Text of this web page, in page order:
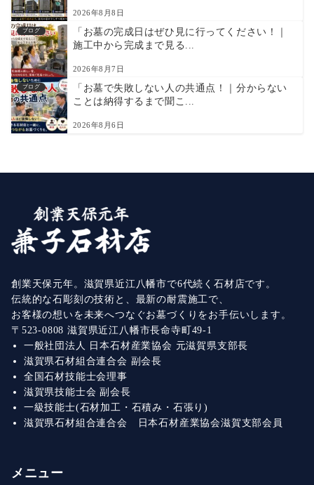
2026年8月8日
ブログ
「お墓の完成日はぜひ見に行ってください！｜
施工中から完成まで見る...
2026年8月7日
ブログ
「お墓で失敗しない人の共通点！｜分からない
ことは納得するまで聞こ...
2026年8月6日
創業天保元年。滋賀県近江八幡市で6代続く石材店です。
伝統的な石彫刻の技術と、最新の耐震施工で、
お客様の想いを未来へつなぐお墓づくりをお手伝いします。
〒523-0808 滋賀県近江八幡市長命寺町49-1
一般社団法人 日本石材産業協会 元滋賀県支部長
滋賀県石材組合連合会 副会長
全国石材技能士会理事
滋賀県技能士会 副会長
一級技能士(石材加工・石積み・石張り)
滋賀県石材組合連合会 日本石材産業協会滋賀支部会員
メニュー